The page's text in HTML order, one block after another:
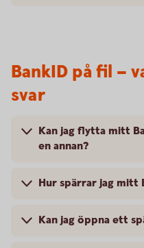
BankID på fil –
svar
Kan jag flytta mitt
en annan?
Hur spärrar jag mitt
Kan jag öppna ett